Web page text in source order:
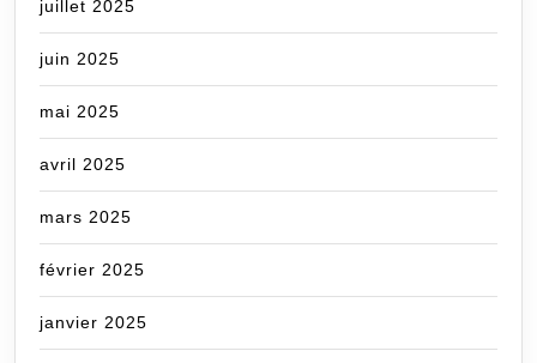
juillet 2025
juin 2025
mai 2025
avril 2025
mars 2025
février 2025
janvier 2025